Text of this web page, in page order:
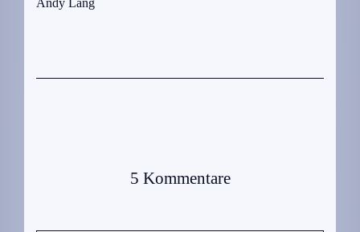
Andy Lang
5 Kommentare